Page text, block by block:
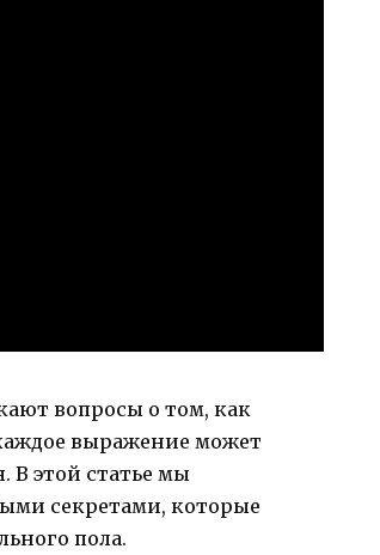
вопросы о том, как
выражение может
В этой статье мы
секретами, которые
пола.